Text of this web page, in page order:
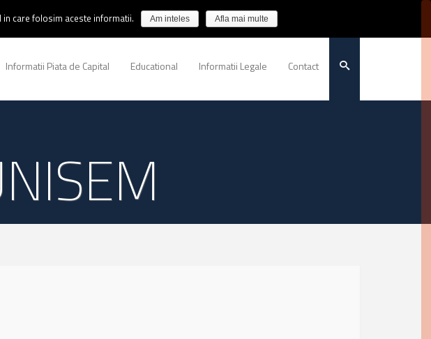
Informatii Piata de Capital Educational Informatii Legale Contact
care folosim aceste informatii. Am inteles Afla mai multe